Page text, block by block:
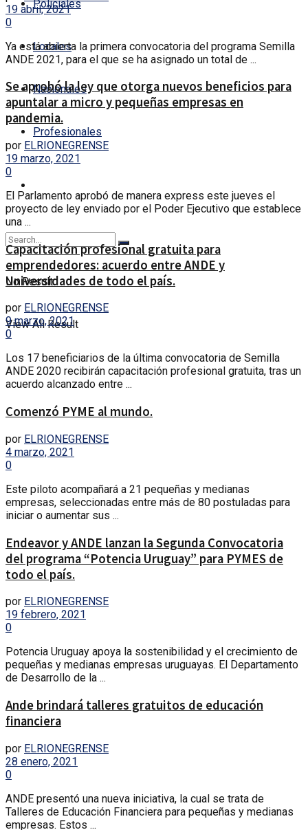
Policiales
Locales
Nacionales
Profesionales
No Result
View All Result
19 abril, 2021
0
Ya está abierta la primera convocatoria del programa Semilla
ANDE 2021, para el que se ha asignado un total de ...
Se aprobó la ley que otorga nuevos beneficios para
apuntalar a micro y pequeñas empresas en
pandemia.
por ELRIONEGRENSE
19 marzo, 2021
0
El Parlamento aprobó de manera express este jueves el
proyecto de ley enviado por el Poder Ejecutivo que establece
una ...
Capacitación profesional gratuita para
emprendedores: acuerdo entre ANDE y
Universidades de todo el país.
por ELRIONEGRENSE
9 marzo, 2021
0
Los 17 beneficiarios de la última convocatoria de Semilla
ANDE 2020 recibirán capacitación profesional gratuita, tras un
acuerdo alcanzado entre ...
Comenzó PYME al mundo.
por ELRIONEGRENSE
4 marzo, 2021
0
Este piloto acompañará a 21 pequeñas y medianas
empresas, seleccionadas entre más de 80 postuladas para
iniciar o aumentar sus ...
Endeavor y ANDE lanzan la Segunda Convocatoria
del programa “Potencia Uruguay” para PYMES de
todo el país.
por ELRIONEGRENSE
19 febrero, 2021
0
Potencia Uruguay apoya la sostenibilidad y el crecimiento de
pequeñas y medianas empresas uruguayas. El Departamento
de Desarrollo de la ...
Ande brindará talleres gratuitos de educación
financiera
por ELRIONEGRENSE
28 enero, 2021
0
ANDE presentó una nueva iniciativa, la cual se trata de
Talleres de Educación Financiera para pequeñas y medianas
empresas. Estos ...